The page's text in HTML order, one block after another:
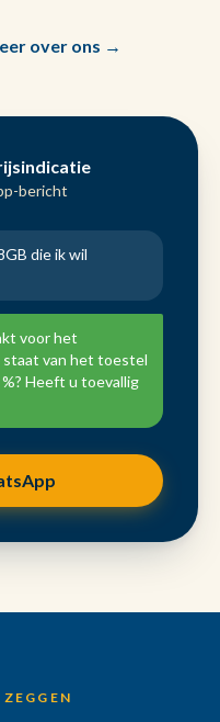
over ons →
bericht
die ik wil
voor het
staat van het toestel
Heeft u toevallig